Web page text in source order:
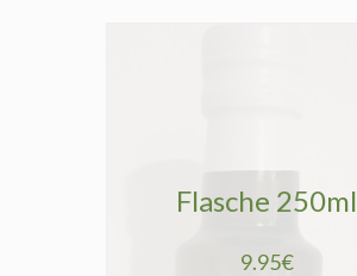
Flasche 250ml
9.95€